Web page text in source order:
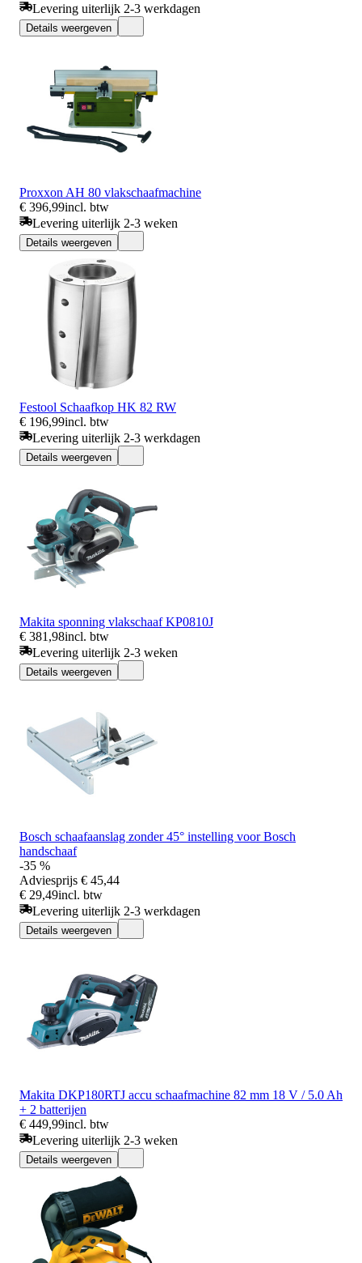
Levering uiterlijk 2-3 werkdagen
Details weergeven
Proxxon AH 80 vlakschaafmachine
€ 396,99incl. btw
Levering uiterlijk 2-3 weken
Details weergeven
Festool Schaafkop HK 82 RW
€ 196,99incl. btw
Levering uiterlijk 2-3 werkdagen
Details weergeven
Makita sponning vlakschaaf KP0810J
€ 381,98incl. btw
Levering uiterlijk 2-3 weken
Details weergeven
Bosch schaafaanslag zonder 45° instelling voor Bosch
handschaaf
-35 %
Adviesprijs € 45,44
€ 29,49incl. btw
Levering uiterlijk 2-3 werkdagen
Details weergeven
Makita DKP180RTJ accu schaafmachine 82 mm 18 V / 5.0 Ah
+ 2 batterijen
€ 449,99incl. btw
Levering uiterlijk 2-3 weken
Details weergeven